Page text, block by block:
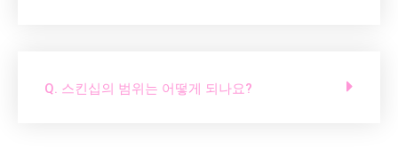
Q. 스킨십의 범위는 어떻게 되나요?